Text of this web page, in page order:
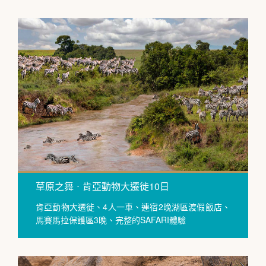
草原之舞ㆍ肯亞動物大遷徙10日
肯亞動物大遷徙、4人一車、連宿2晚湖區渡假飯店、
馬賽馬拉保護區3晚、完整的SAFARI體驗